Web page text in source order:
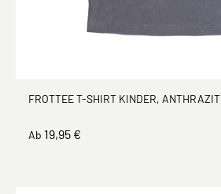
FROTTEE T-SHIRT KINDER, ANTHRAZIT
Ab 19,95 €